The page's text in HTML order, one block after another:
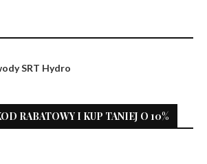
SRT Hydro
RABATOWY I KUP TANIEJ O 10%